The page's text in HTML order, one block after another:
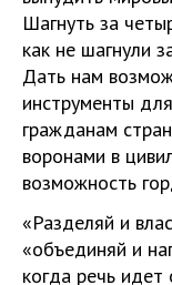
Шагнуть за
как не шагнули
Дать нам
инструменты
гражданам
воронами в
возможность
«Разделяй и
«объединяй и
когда речь идет